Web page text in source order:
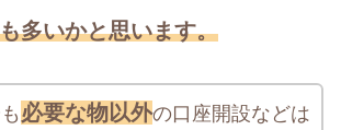
多いかと思います。
必要な物以外の口座開設などは